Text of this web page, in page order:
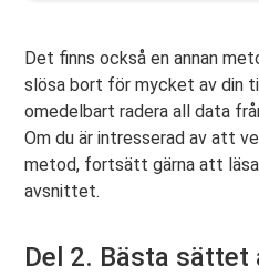
Det finns också en annan
slösa bort för mycket av din
omedelbart radera all data
Om du är intresserad av att
metod, fortsätt gärna att
avsnittet.
Del 2. Bästa